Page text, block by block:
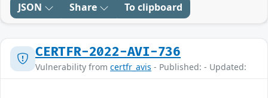
JSON Share To clipboard
CERTFR-2022-AVI-736
Vulnerability from certfr_avis - Published: - Updated: